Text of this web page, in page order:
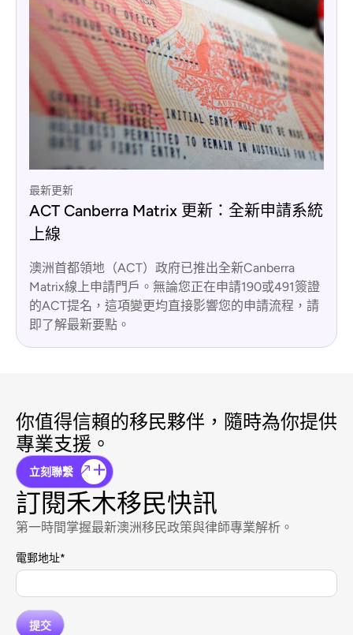
最新更新
ACT Canberra Matrix 更新：全新申請系統
上線
澳洲首都領地（ACT）政府已推出全新Canberra
Matrix線上申請門戶。無論您正在申請190或491簽證
的ACT提名，這項變更均直接影響您的申請流程，請
即了解最新要點。
你值得信賴的移民夥伴，隨時為你提供
專業支援。
立刻聯繫
訂閱禾木移民快訊
第一時間掌握最新澳洲移民政策與律師專業解析。
電郵地址*